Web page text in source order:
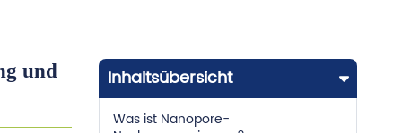
und
Inhaltsübersicht
Was ist Nanopore-